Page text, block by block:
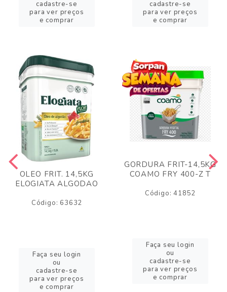
cadastre-se
para ver preços
e comprar
cadastre-se
para ver preços
e comprar
OLEO FRIT. 14,5KG
ELOGIATA ALGODAO
Código: 63632
Faça seu login
ou
cadastre-se
para ver preços
e comprar
GORDURA FRIT-14,5KG
COAMO FRY 400-Z T
Código: 41852
Faça seu login
ou
cadastre-se
para ver preços
e comprar